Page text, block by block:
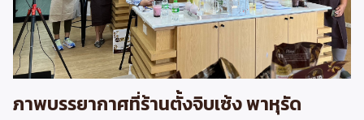
ภาพบรรยากาศที่ร้านตั้งจิบเซ้ง พาหุรัด